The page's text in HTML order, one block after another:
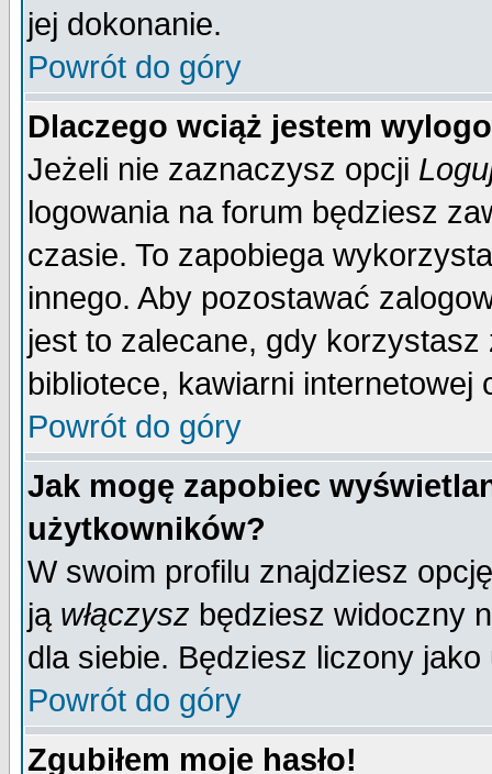
jej dokonanie.
Powrót do góry
Dlaczego wciąż jestem
Jeżeli nie zaznaczysz opcji
logowania na forum będziesz
czasie. To zapobiega
innego. Aby pozostawać
jest to zalecane, gdy
bibliotece, kawiarni internetowej
Powrót do góry
Jak mogę zapobiec
użytkowników?
W swoim profilu znajdziesz
ją włączysz będziesz widoczny
dla siebie. Będziesz liczony
Powrót do góry
Zgubiłem moje hasło!